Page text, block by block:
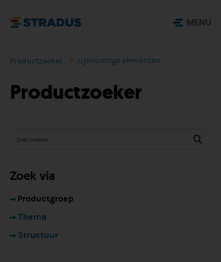
MENU
Productzoeker Lijnvormige elementen
Productzoeker
Zoek via
Productgroep
Thema
Structuur